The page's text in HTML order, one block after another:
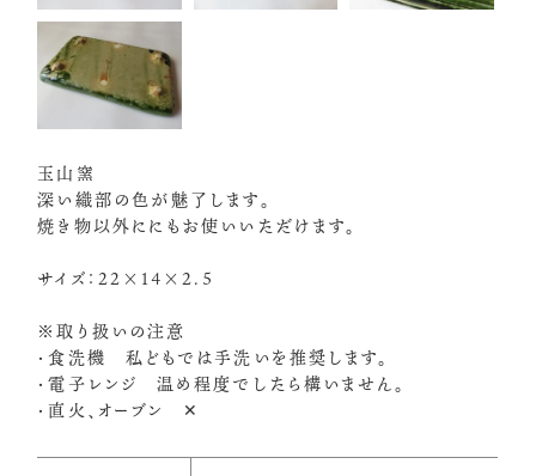
玉山窯
深い織部の色が魅了します。
焼き物以外ににもお使いいただけます。
サイズ：22×14×2.5
※取り扱いの注意
・食洗機 私どもでは手洗いを推奨します。
・電子レンジ 温め程度でしたら構いません。
・直火、オーブン ✕